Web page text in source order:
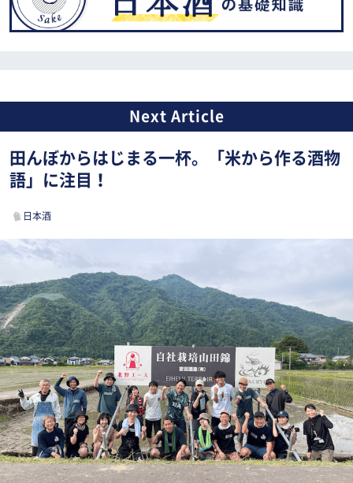
田んぼからはじまる一杯。「米から作る酒物
語」に注目！
日本酒